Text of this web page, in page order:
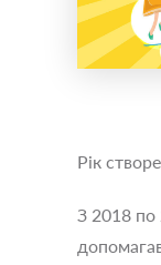
Рік
З 2018 по